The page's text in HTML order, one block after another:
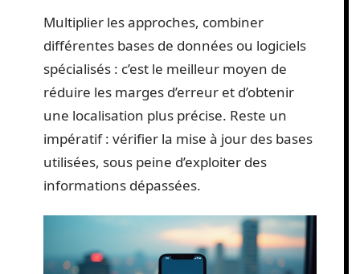
Multiplier les approches, combiner
différentes bases de données ou logiciels
spécialisés : c’est le meilleur moyen de
réduire les marges d’erreur et d’obtenir
une localisation plus précise. Reste un
impératif : vérifier la mise à jour des bases
utilisées, sous peine d’exploiter des
informations dépassées.